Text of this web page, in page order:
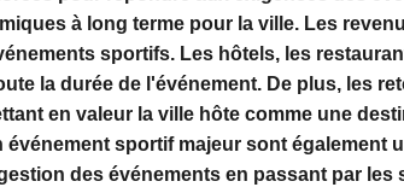
à long terme pour la ville. Les
sportifs. Les hôtels, les
la durée de l'événement. De plus, les
en valeur la ville hôte comme une
sportif majeur sont également
des événements en passant par les